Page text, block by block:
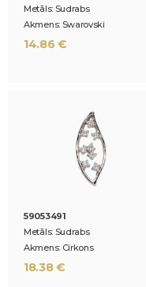
Metāls: Sudrabs
Akmens: Swarovski
14.86 €
59053491
Metāls: Sudrabs
Akmens: Cirkons
18.38 €